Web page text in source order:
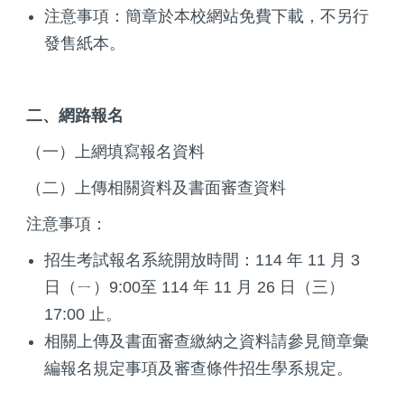
注意事項：簡章於本校網站免費下載，不另行
發售紙本。
二、網路報名
（一）上網填寫報名資料
（二）上傳相關資料及書面審查資料
注意事項：
招生考試報名系統開放時間：114 年 11 月 3
日（ㄧ）9:00至 114 年 11 月 26 日（三）
17:00 止。
相關上傳及書面審查繳納之資料請參見簡章彙
編報名規定事項及審查條件招生學系規定。